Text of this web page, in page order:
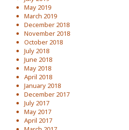
May 2019
March 2019
December 2018
November 2018
October 2018
July 2018
June 2018
May 2018
April 2018
January 2018
December 2017
July 2017
May 2017
April 2017